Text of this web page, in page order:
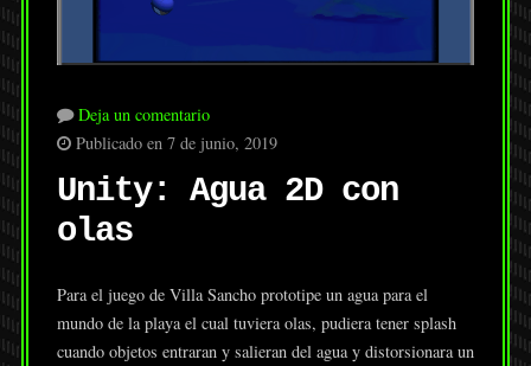
Deja un comentario
Publicado en 7 de junio, 2019
Unity: Agua 2D con
olas
Para el juego de Villa Sancho prototipe un agua para el
mundo de la playa el cual tuviera olas, pudiera tener splash
cuando objetos entraran y salieran del agua y distorsionara un